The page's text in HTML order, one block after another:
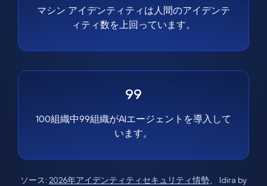
マシン アイデンティティは人間のアイデンテ
ィティ数を上回っています。
99
100組織中99組織がAIエージェントを導入して
います。
ソース: 2026年アイデンティティセキュリティ情勢、 Idira by